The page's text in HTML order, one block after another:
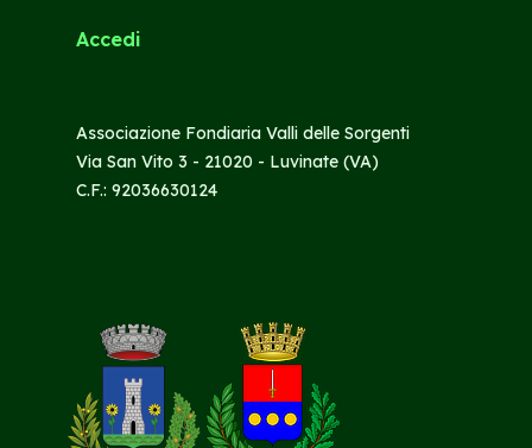
Accedi
Associazione Fondiaria Valli delle Sorgenti
Via San Vito 3 - 21020 - Luvinate (VA)
C.F.: 92036630124